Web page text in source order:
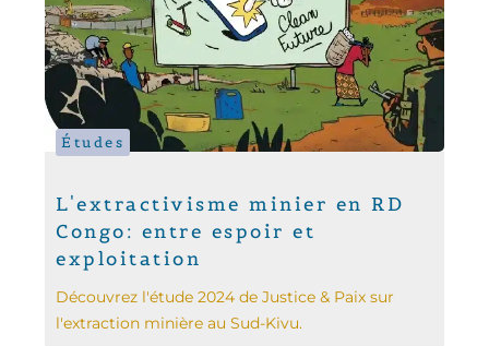
Études
L'extractivisme minier en RD
Congo: entre espoir et
exploitation
Découvrez l'étude 2024 de Justice & Paix sur
l'extraction minière au Sud-Kivu.